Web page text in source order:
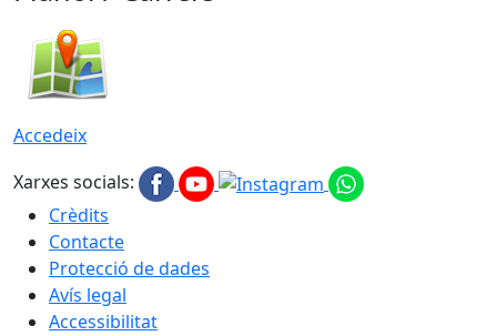
Accedeix
Xarxes socials:
Crèdits
Contacte
Protecció de dades
Avís legal
Accessibilitat